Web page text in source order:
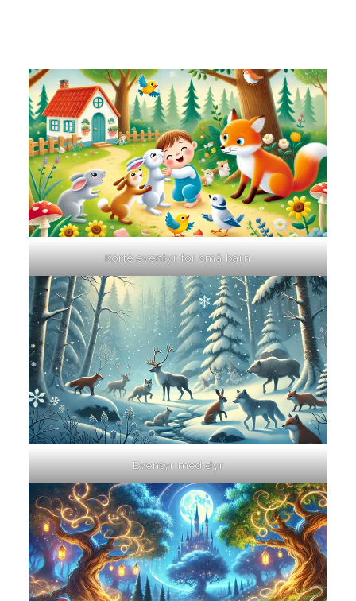
Korte eventyr for små barn
Eventyr med dyr